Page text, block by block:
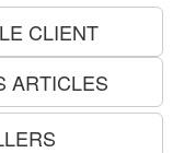
CLIENT
ARTICLES